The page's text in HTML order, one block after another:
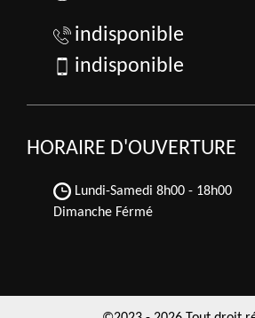
indisponible
indisponible
HORAIRE D'OUVERTURE
Lundi-Samedi 8h00 - 18h00
Dimanche Férmé